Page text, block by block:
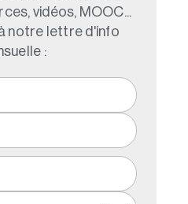
vidéos, MOOC...
notre lettre d'info
: